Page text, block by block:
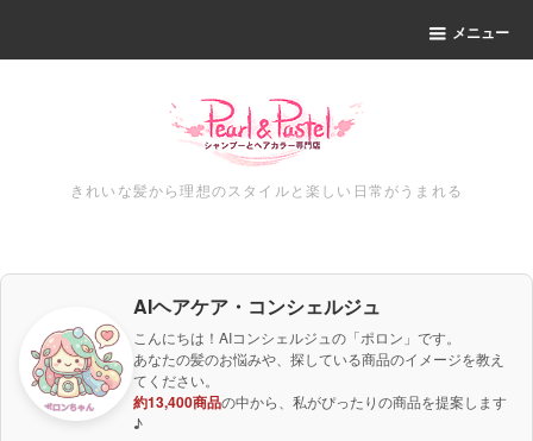
メニュー
きれいな髪から理想のスタイルと楽しい日常がうまれる
AIヘアケア・コンシェルジュ
こんにちは！AIコンシェルジュの「ポロン」です。
あなたの髪のお悩みや、探している商品のイメージを教え
てください。
約13,400商品の中から、私がぴったりの商品を提案します
♪